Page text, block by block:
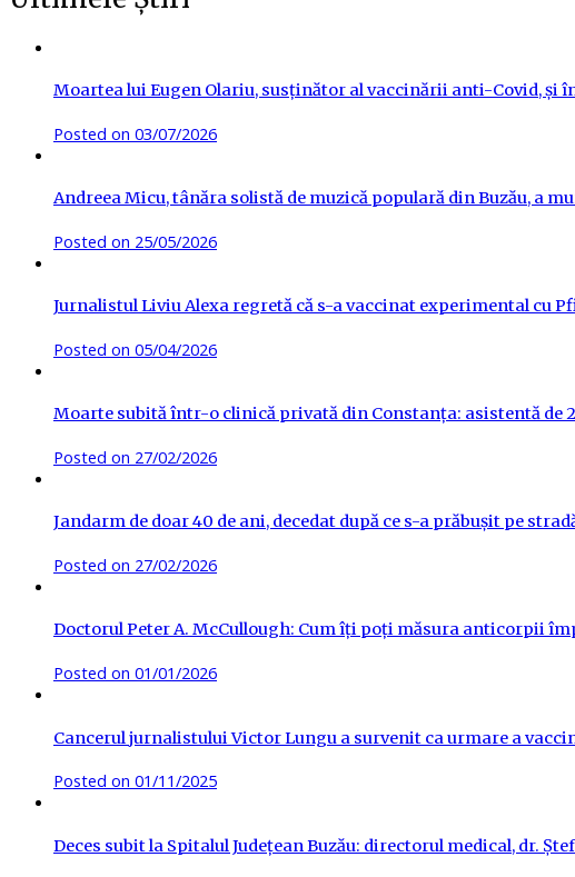
Moartea lui Eugen Olariu, susținător al vaccinării anti-Covid,
Posted on 03/07/2026
Andreea Micu, tânăra solistă de muzică populară din Buzău, a
Posted on 25/05/2026
Jurnalistul Liviu Alexa regretă că s-a vaccinat experimental cu
Posted on 05/04/2026
Moarte subită într-o clinică privată din Constanța: asistentă de
Posted on 27/02/2026
Jandarm de doar 40 de ani, decedat după ce s-a prăbușit pe
Posted on 27/02/2026
Doctorul Peter A. McCullough: Cum îți poți măsura anticorpii
Posted on 01/01/2026
Cancerul jurnalistului Victor Lungu a survenit ca urmare a
Posted on 01/11/2025
Deces subit la Spitalul Județean Buzău: directorul medical, dr.